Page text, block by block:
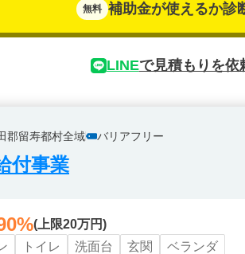
無料 補助金が使えるか診
LINEで見積もりを依
郡留寿都村全域 バリアフリー
付事業
(上限20万円)
トイレ 洗面台 玄関 ベランダ